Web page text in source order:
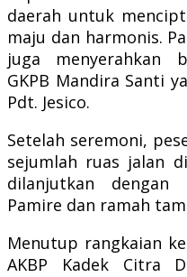
daerah untuk
maju dan harmonis.
juga menyerahkan
GKPB Mandira Santi
Pdt. Jesico.
Setelah seremoni,
sejumlah ruas jalan
dilanjutkan dengan
Pamire dan ramah
Menutup rangkaian
AKBP Kadek Citra